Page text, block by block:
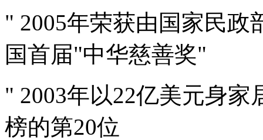
" 2005年荣获由国家民
国首届"中华慈善奖"
" 2003年以22亿美元身
榜的第20位